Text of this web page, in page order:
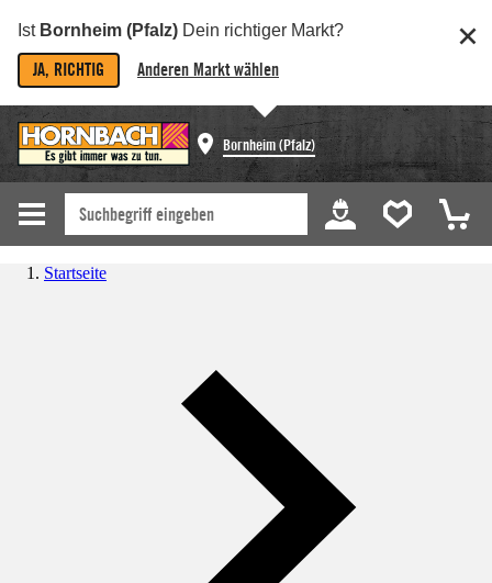
Ist Bornheim (Pfalz) Dein richtiger Markt?
JA, RICHTIG Anderen Markt wählen
Bornheim (Pfalz)
Startseite